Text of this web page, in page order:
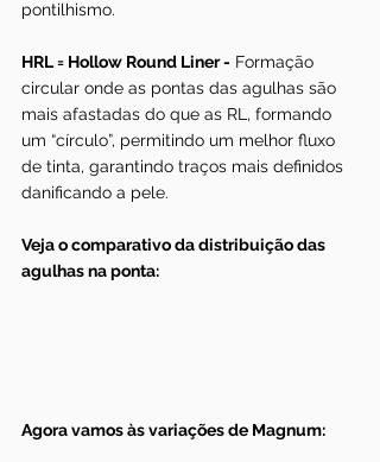
pontilhismo.
HRL = Hollow Round Liner - Formação
circular onde as pontas das agulhas são
mais afastadas do que as RL, formando
um “círculo”, permitindo um melhor fluxo
de tinta, garantindo traços mais definidos
danificando a pele.
Veja o comparativo da distribuição das
agulhas na ponta:
Agora vamos às variações de Magnum: